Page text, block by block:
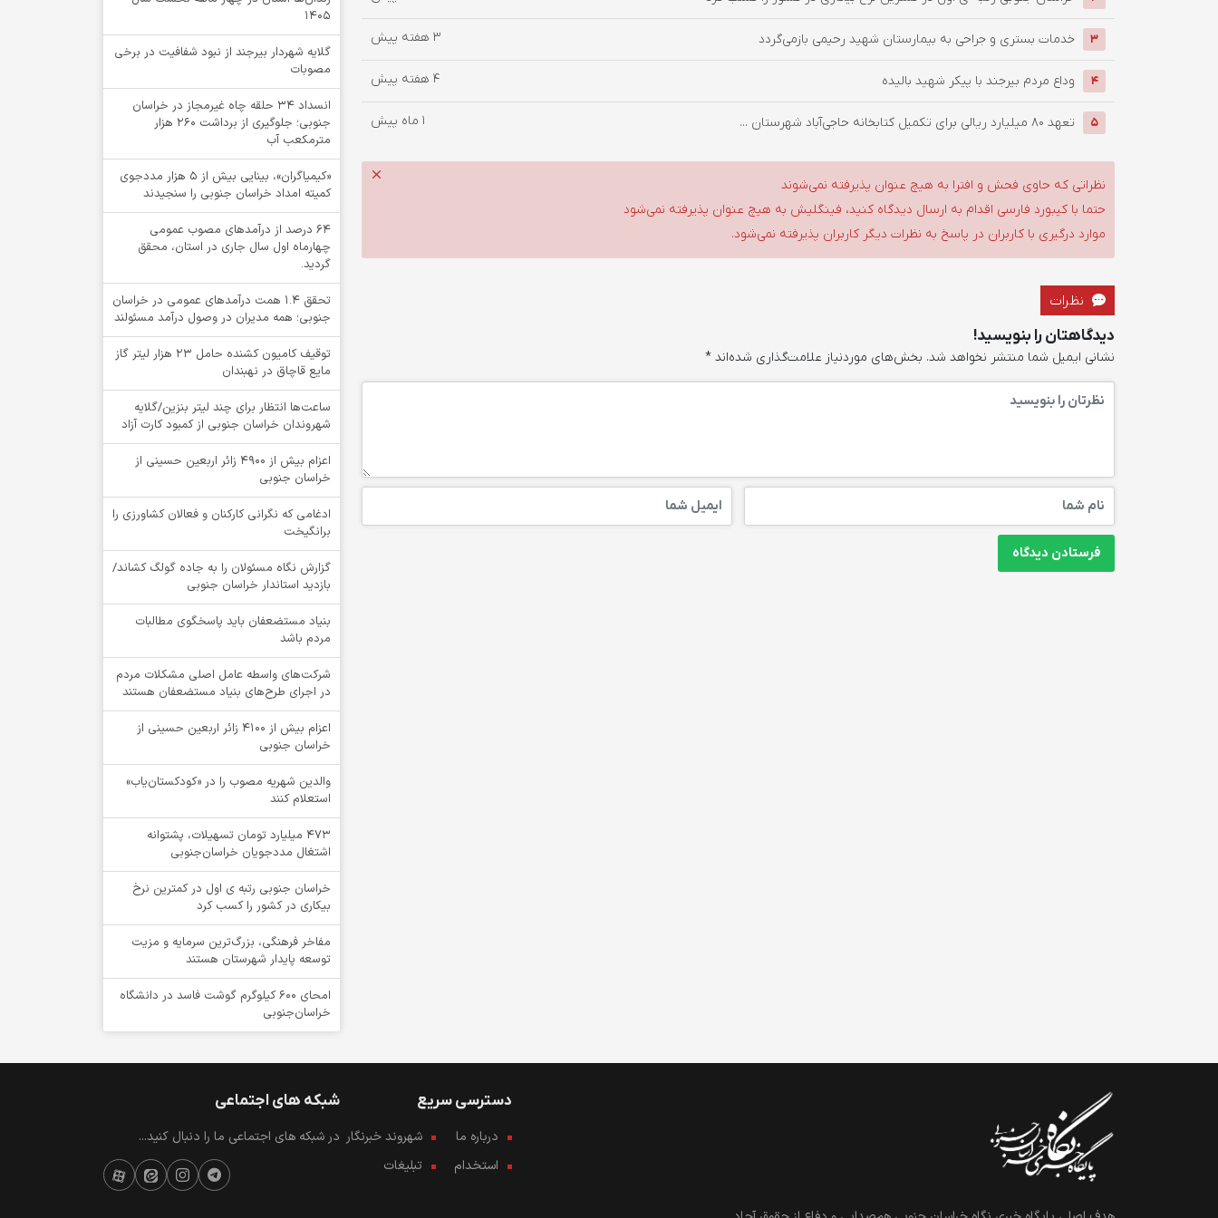
3 خدمات بستری و جراحی به بیمارستان شهید رحیمی بازمی‌گردد 3 هفته پیش
4 وداع مردم بیرجند با پیکر شهید بالیده 4 هفته پیش
5 تعهد ۸۰ میلیارد ریالی برای تکمیل کتابخانه حاجی‌آباد شهرستان ... 1 ماه پیش
نظراتی که حاوی فحش و افترا به هیچ عنوان پذیرفته نمی‌شوند
حتما با کیبورد فارسی اقدام به ارسال دیدگاه کنید، فینگلیش به هیچ عنوان پذیرفته نمی‌شود
موارد درگیری با کاربران در پاسخ به نظرات دیگر کاربران پذیرفته نمی‌شود.
نظرات
دیدگاهتان را بنویسید!
نشانی ایمیل شما منتشر نخواهد شد. بخش‌های موردنیاز علامت‌گذاری شده‌اند *
1405
گلایه شهردار بیرجند از نبود شفافیت در برخی
مصوبات
انسداد ۳۴ حلقه چاه غیرمجاز در خراسان
جنوبی؛ جلوگیری از برداشت ۲۶۰ هزار
مترمکعب آب
«کیمیاگران»، بینایی بیش از ۵ هزار مددجوی
کمیته امداد خراسان جنوبی را سنجیدند
64 درصد از درآمدهای مصوب عمومی
چهارماه اول سال جاری در استان، محقق
گردید.
تحقق ۱.۴ همت درآمدهای عمومی در خراسان
جنوبی؛ همه مدیران در وصول درآمد مسئولند
توقيف کامیون کشنده حامل 23 هزار لیتر گاز
مایع قاچاق در نهبندان
ساعت‌ها انتظار برای چند لیتر بنزین/گلایه
شهروندان خراسان جنوبی از کمبود کارت آزاد
اعزام بیش از 4900 زائر اربعین حسینی از
خراسان جنوبی
ادغامی که نگرانی کارکنان و فعالان کشاورزی را
برانگیخت
گزارش نگاه مسئولان را به جاده گولگ کشاند/
بازدید استاندار خراسان جنوبی
بنیاد مستضعفان باید پاسخگوی مطالبات
مردم باشد
شرکت‌های واسطه عامل اصلی مشکلات مردم
در اجرای طرح‌های بنیاد مستضعفان هستند
اعزام بیش از 4100 زائر اربعین حسینی از
خراسان جنوبی
والدین شهریه مصوب را در «کودکستان‌یاب»
استعلام کنند
۴۷۳ میلیارد تومان تسهیلات، پشتوانه
اشتغال مددجویان خراسان‌جنوبی
خراسان جنوبی رتبه ی اول در کمترین نرخ
بیکاری در کشور را کسب کرد
مفاخر فرهنگی، بزرگ‌ترین سرمایه و مزیت
توسعه پایدار شهرستان هستند
امحای ۶۰۰ کیلوگرم گوشت فاسد در دانشگاه
خراسان‌جنوبی
دسترسی سریع
درباره ما
شهروند خبرنگار
استخدام
تبلیغات
شبکه های اجتماعی
در شبکه های اجتماعی ما را دنبال کنید...